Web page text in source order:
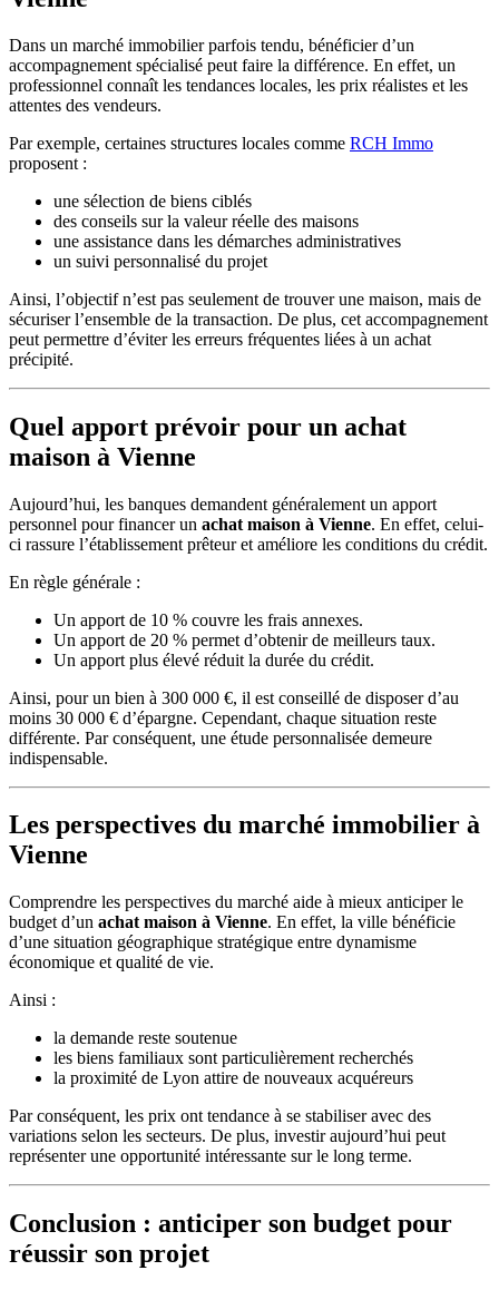
Dans un marché immobilier parfois tendu, bénéficier d’un
accompagnement spécialisé peut faire la différence. En effet, un
professionnel connaît les tendances locales, les prix réalistes et les
attentes des vendeurs.
Par exemple, certaines structures locales comme RCH Immo
proposent :
une sélection de biens ciblés
des conseils sur la valeur réelle des maisons
une assistance dans les démarches administratives
un suivi personnalisé du projet
Ainsi, l’objectif n’est pas seulement de trouver une maison, mais de
sécuriser l’ensemble de la transaction. De plus, cet accompagnement
peut permettre d’éviter les erreurs fréquentes liées à un achat
précipité.
Quel apport prévoir pour un achat
maison à Vienne
Aujourd’hui, les banques demandent généralement un apport
personnel pour financer un achat maison à Vienne. En effet, celui-
ci rassure l’établissement prêteur et améliore les conditions du crédit.
En règle générale :
Un apport de 10 % couvre les frais annexes.
Un apport de 20 % permet d’obtenir de meilleurs taux.
Un apport plus élevé réduit la durée du crédit.
Ainsi, pour un bien à 300 000 €, il est conseillé de disposer d’au
moins 30 000 € d’épargne. Cependant, chaque situation reste
différente. Par conséquent, une étude personnalisée demeure
indispensable.
Les perspectives du marché immobilier à
Vienne
Comprendre les perspectives du marché aide à mieux anticiper le
budget d’un achat maison à Vienne. En effet, la ville bénéficie
d’une situation géographique stratégique entre dynamisme
économique et qualité de vie.
Ainsi :
la demande reste soutenue
les biens familiaux sont particulièrement recherchés
la proximité de Lyon attire de nouveaux acquéreurs
Par conséquent, les prix ont tendance à se stabiliser avec des
variations selon les secteurs. De plus, investir aujourd’hui peut
représenter une opportunité intéressante sur le long terme.
Conclusion : anticiper son budget pour
réussir son projet